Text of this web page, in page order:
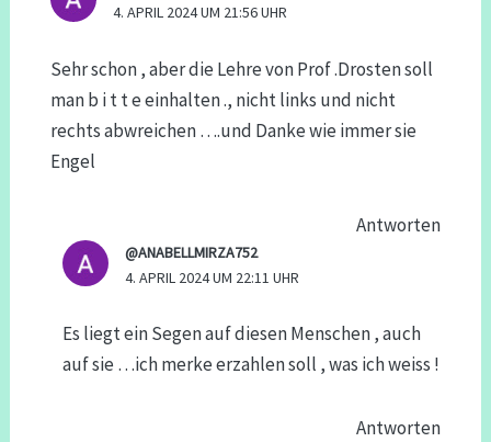
4. APRIL 2024 UM 21:56 UHR
Sehr schon , aber die Lehre von Prof .Drosten soll
man b i t t e einhalten ., nicht links und nicht
rechts abwreichen ….und Danke wie immer sie
Engel
Antworten
@ANABELLMIRZA752
4. APRIL 2024 UM 22:11 UHR
Es liegt ein Segen auf diesen Menschen , auch
auf sie …ich merke erzahlen soll , was ich weiss !
Antworten